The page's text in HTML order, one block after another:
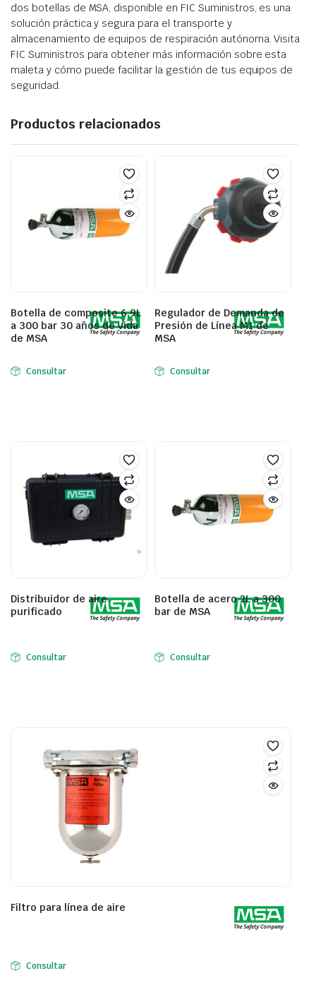
dos botellas de MSA, disponible en FIC Suministros, es una
solución práctica y segura para el transporte y
almacenamiento de equipos de respiración autónoma. Visita
FIC Suministros para obtener más información sobre esta
maleta y cómo puede facilitar la gestión de tus equipos de
seguridad.
Productos relacionados
Botella de composite 6,9L
a 300 bar 30 años de vida
de MSA
Consultar
Regulador de Demanda de
Presión de Línea M1 de
MSA
Consultar
Distribuidor de aire
purificado
Consultar
Botella de acero 2L a 300
bar de MSA
Consultar
Filtro para línea de aire
Consultar